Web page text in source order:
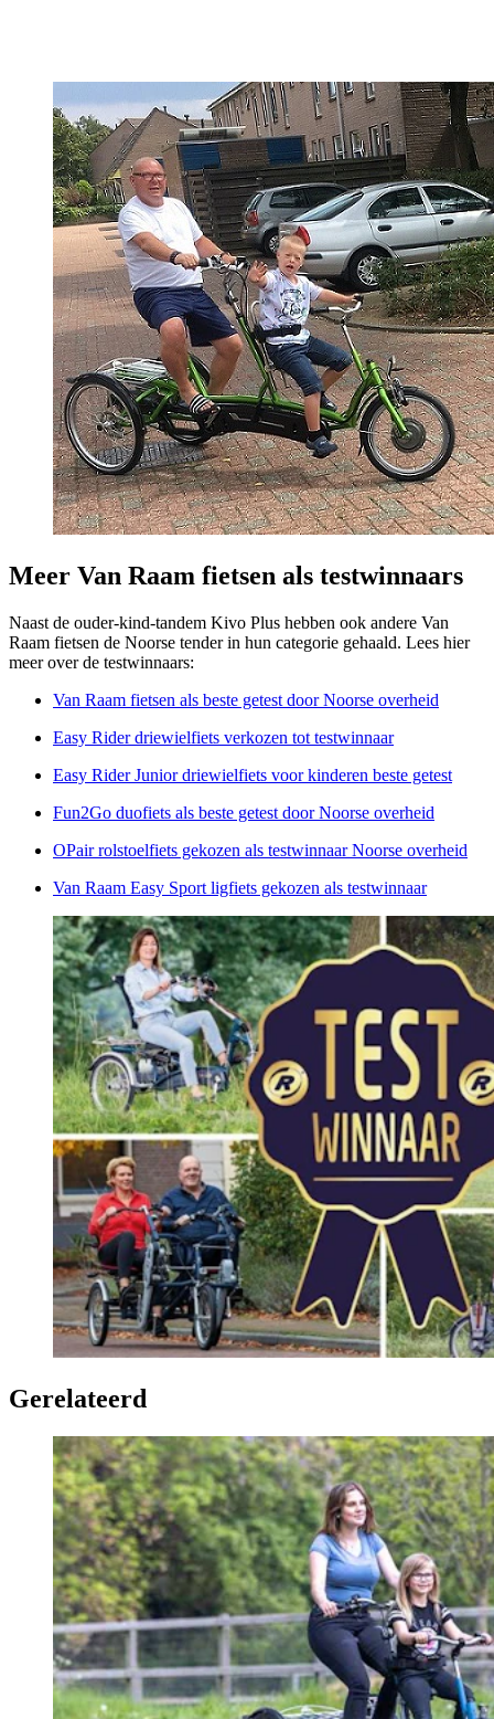
Meer Van Raam fietsen als testwinnaars
Naast de ouder-kind-tandem Kivo Plus hebben ook andere Van
Raam fietsen de Noorse tender in hun categorie gehaald. Lees hier
meer over de testwinnaars:
Van Raam fietsen als beste getest door Noorse overheid
Easy Rider driewielfiets verkozen tot testwinnaar
Easy Rider Junior driewielfiets voor kinderen beste getest
Fun2Go duofiets als beste getest door Noorse overheid
OPair rolstoelfiets gekozen als testwinnaar Noorse overheid
Van Raam Easy Sport ligfiets gekozen als testwinnaar
Gerelateerd